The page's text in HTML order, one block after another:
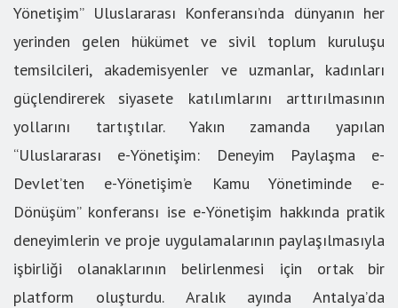
Yönetişim” Uluslararası Konferansı’nda dünyanın her
yerinden gelen hükümet ve sivil toplum kuruluşu
temsilcileri, akademisyenler ve uzmanlar, kadınları
güçlendirerek siyasete katılımlarını arttırılmasının
yollarını tartıştılar. Yakın zamanda yapılan
“Uluslararası e-Yönetişim: Deneyim Paylaşma e-
Devlet’ten e-Yönetişim’e Kamu Yönetiminde e-
Dönüşüm” konferansı ise e-Yönetişim hakkında pratik
deneyimlerin ve proje uygulamalarının paylaşılmasıyla
işbirliği olanaklarının belirlenmesi için ortak bir
platform oluşturdu. Aralık ayında Antalya’da